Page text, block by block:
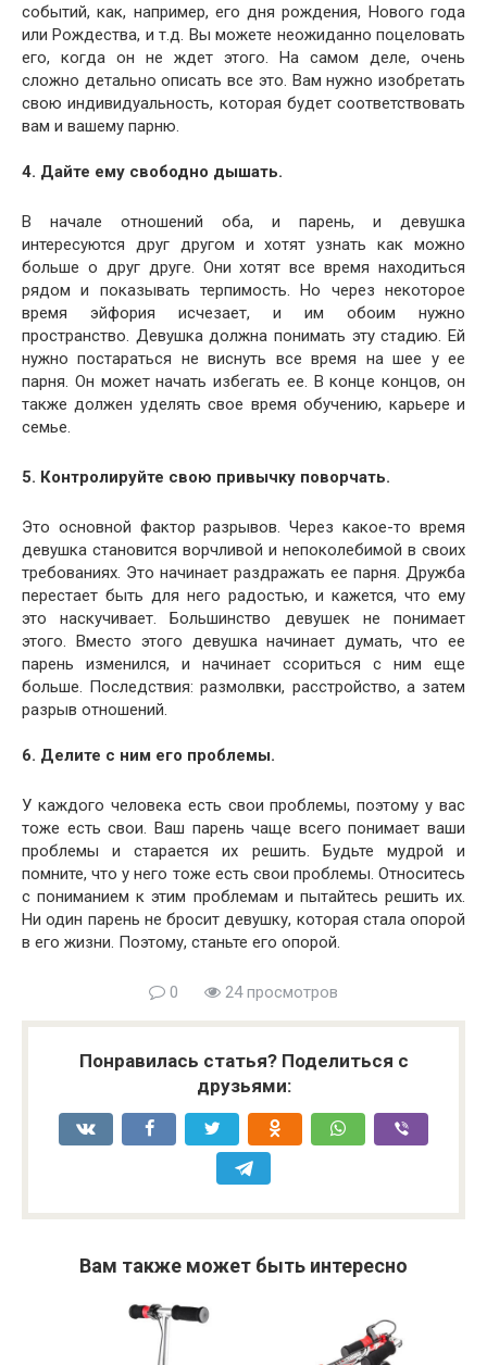
событий, как, например, его дня рождения, Нового года
или Рождества, и т.д. Вы можете неожиданно поцеловать
его, когда он не ждет этого. На самом деле, очень
сложно детально описать все это. Вам нужно изобретать
свою индивидуальность, которая будет соответствовать
вам и вашему парню.
4. Дайте ему свободно дышать.
В начале отношений оба, и парень, и девушка
интересуются друг другом и хотят узнать как можно
больше о друг друге. Они хотят все время находиться
рядом и показывать терпимость. Но через некоторое
время эйфория исчезает, и им обоим нужно
пространство. Девушка должна понимать эту стадию. Ей
нужно постараться не виснуть все время на шее у ее
парня. Он может начать избегать ее. В конце концов, он
также должен уделять свое время обучению, карьере и
семье.
5. Контролируйте свою привычку поворчать.
Это основной фактор разрывов. Через какое-то время
девушка становится ворчливой и непоколебимой в своих
требованиях. Это начинает раздражать ее парня. Дружба
перестает быть для него радостью, и кажется, что ему
это наскучивает. Большинство девушек не понимает
этого. Вместо этого девушка начинает думать, что ее
парень изменился, и начинает ссориться с ним еще
больше. Последствия: размолвки, расстройство, а затем
разрыв отношений.
6. Делите с ним его проблемы.
У каждого человека есть свои проблемы, поэтому у вас
тоже есть свои. Ваш парень чаще всего понимает ваши
проблемы и старается их решить. Будьте мудрой и
помните, что у него тоже есть свои проблемы. Относитесь
с пониманием к этим проблемам и пытайтесь решить их.
Ни один парень не бросит девушку, которая стала опорой
в его жизни. Поэтому, станьте его опорой.
0 24 просмотров
Понравилась статья? Поделиться с
друзьями:
Вам также может быть интересно